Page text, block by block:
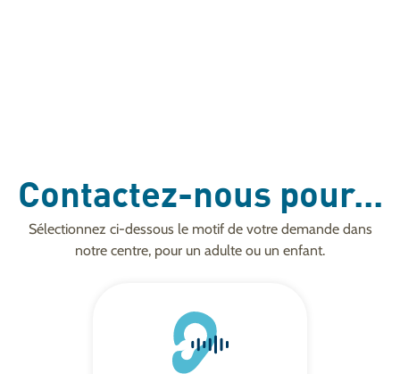
Contactez-nous pour...
Sélectionnez ci-dessous le motif de votre demande dans
notre centre, pour un adulte ou un enfant.